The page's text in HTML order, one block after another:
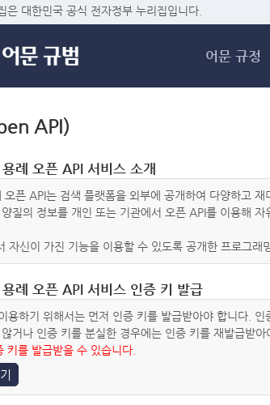
은 대한민국 공식 전자정부 누리집입니다.
어문 규정
API)
례 오픈 API 서비스 소개
오픈 API는 검색 플랫폼을 외부에 공개하여 다양하고
질의 정보를 개인 또는 기관에서 오픈 API를 이용해 자
자신이 가진 기능을 이용할 수 있도록 공개한 프로그래
례 오픈 API 서비스 인증 키 발급
용하기 위해서는 먼저 인증 키를 발급받아야 합니다.
거나 인증 키를 분실한 경우에는 인증 키를 재발급받아
를 발급받을 수 있습니다.